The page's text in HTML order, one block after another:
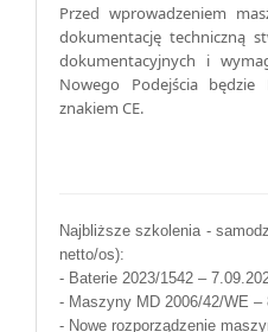
Przed wprowadzeniem
dokumentację techniczną
dokumentacyjnych i
Nowego Podejścia będzie
znakiem CE.
Najbliższe szkolenia -
netto/os):
- Baterie 2023/1542 –
- Maszyny MD 2006/42/WE –
- Nowe rozporządzenie